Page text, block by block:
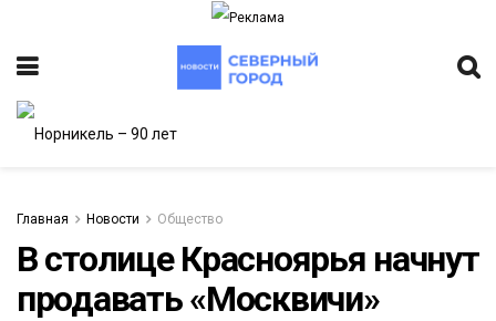
Главная Новости Общество
В столице Красноярья начнут
продавать «Москвичи»